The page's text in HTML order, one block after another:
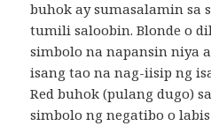
buhok ay sumasalamin sa
tumili saloobin. Blonde o
simbolo na napansin niya
isang tao na nag-iisip ng
Red buhok (pulang dugo)
simbolo ng negatibo o